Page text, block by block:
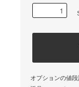
オプションの値段